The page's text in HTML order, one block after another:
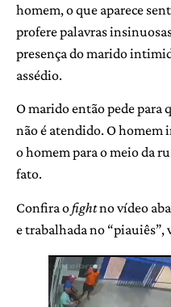
homem, o que aparece
profere palavras
presença do marido
assédio.
O marido então pede para
não é atendido. O homem
o homem para o meio da
fato.
Confira ofightno vídeo
e trabalhada no “piauiês”,